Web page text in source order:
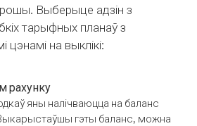
Выберыце адзін з
тарыфных планаў з
цэнамі на выклікі:
рахунку
яны налічваюцца на баланс
гэты баланс, можна